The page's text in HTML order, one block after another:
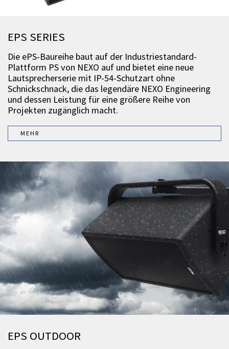
EPS SERIES
Die ePS-Baureihe baut auf der Industriestandard-
Plattform PS von NEXO auf und bietet eine neue
Lautsprecherserie mit IP-54-Schutzart ohne
Schnickschnack, die das legendäre NEXO Engineering
und dessen Leistung für eine größere Reihe von
Projekten zugänglich macht.
MEHR
EPS OUTDOOR